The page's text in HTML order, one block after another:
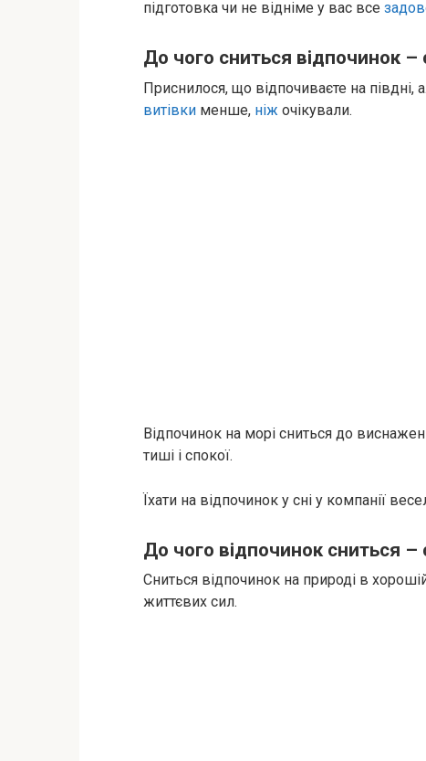
підготовка чи не відніме у вас все
До чого сниться відпочинок –
Приснилося, що відпочиваєте на півдні,
витівки менше, ніж очікували.
Відпочинок на морі сниться до
тиші і спокої.
Їхати на відпочинок у сні у компанії
До чого відпочинок сниться –
Сниться відпочинок на природі в
життєвих сил.